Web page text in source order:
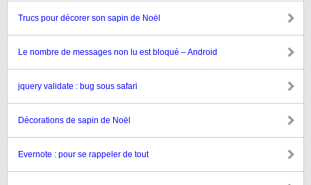
Trucs pour décorer son sapin de Noël
Le nombre de messages non lu est bloqué – Android
jquery validate : bug sous safari
Décorations de sapin de Noël
Evernote : pour se rappeler de tout